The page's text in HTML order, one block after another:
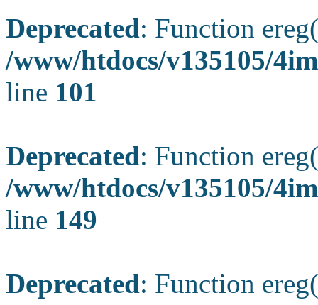
Deprecated: Function
/www/htdocs/v135105/
line 101
Deprecated: Function
/www/htdocs/v135105/
line 149
Deprecated: Function